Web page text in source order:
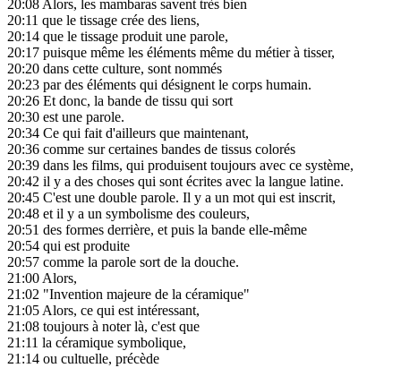
20:08Alors, les mambaras savent très bien
20:11 que le tissage crée des liens,
20:14 que le tissage produit une parole,
20:17 puisque même les éléments même du métier à tisser,
20:20 dans cette culture, sont nommés
20:23 par des éléments qui désignent le corps humain.
20:26 Et donc, la bande de tissu qui sort
20:30 est une parole.
20:34 Ce qui fait d'ailleurs que maintenant,
20:36 comme sur certaines bandes de tissus colorés
20:39 dans les films, qui produisent toujours avec ce système,
20:42 il y a des choses qui sont écrites avec la langue latine.
20:45 C'est une double parole. Il y a un mot qui est inscrit,
20:48 et il y a un symbolisme des couleurs,
20:51 des formes derrière, et puis la bande elle-même
20:54 qui est produite
20:57 comme la parole sort de la douche.
21:00Alors,
21:02 "Invention majeure de la céramique"
21:05Alors, ce qui est intéressant,
21:08 toujours à noter là, c'est que
21:11 la céramique symbolique,
21:14 ou cultuelle, précède